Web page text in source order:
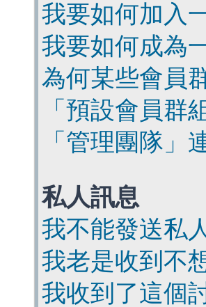
我要如何加入
我要如何成為
為何某些會員
「預設會員群
「管理團隊」
私人訊息
我不能發送私
我老是收到不
我收到了這個